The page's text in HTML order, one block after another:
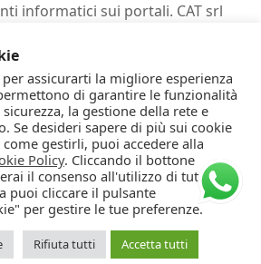
informatici sui portali. CAT srl
delle informazioni
del mezzo può essere
in sede.
srl p.iva 01553010305, Tutti i diritti
riservati
assicurarti la migliore esperienza
di garantire le funzionalità
la gestione della rete e
Se desideri sapere di più sui cookie
gestirli, puoi accedere alla
Policy. Cliccando il bottone
il consenso all'utilizzo di tutti i
puoi cliccare il pulsante
per gestire le tue preferenze.
Rifiuta tutti Accetta tutti